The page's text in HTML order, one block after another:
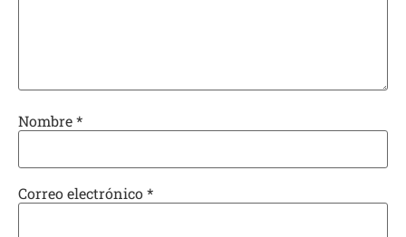
Nombre*
Correo electrónico*